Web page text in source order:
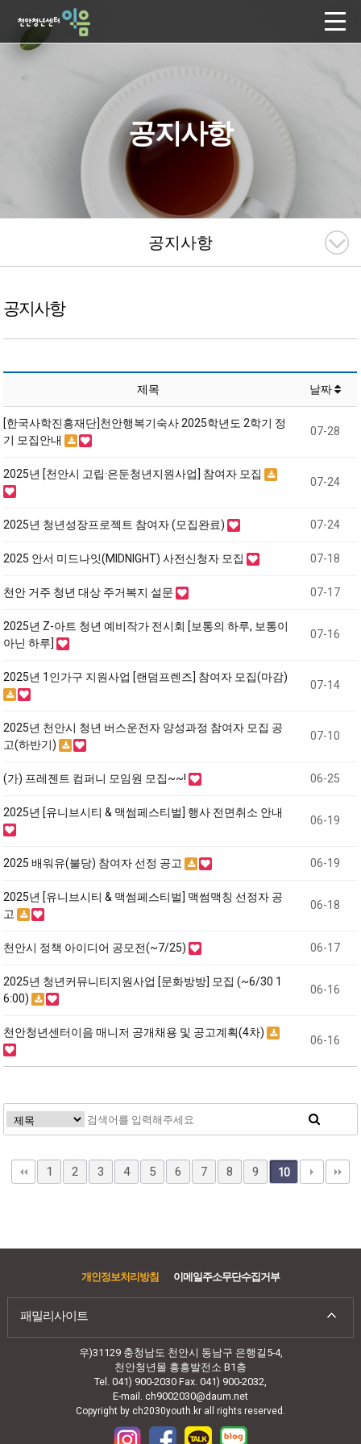
공지사항
공지사항
공지사항
제목 날짜
[한국사학진흥재단]천안행복기숙사 2025학년도 2학기 정
기 모집안내
07-28
2025년 [천안시 고립·은둔청년지원사업] 참여자 모집
07-24
2025년 청년성장프로젝트 참여자 (모집완료) 07-24
2025 안서 미드나잇(MIDNIGHT) 사전신청자 모집 07-18
천안 거주 청년 대상 주거복지 설문 07-17
2025년 Z-아트 청년 예비작가 전시회 [보통의 하루, 보통이
아닌 하루]
07-16
2025년 1인가구 지원사업 [랜덤프렌즈] 참여자 모집(마감)
07-14
2025년 천안시 청년 버스운전자 양성과정 참여자 모집 공
고(하반기)
07-10
(가) 프레젠트 컴퍼니 모임원 모집~~! 06-25
2025년 [유니브시티 & 맥썸페스티벌] 행사 전면취소 안내
06-19
2025 배워유(불당) 참여자 선정 공고 06-19
2025년 [유니브시티 & 맥썸페스티벌] 맥썸맥칭 선정자 공
고
06-18
천안시 정책 아이디어 공모전(~7/25) 06-17
2025년 청년커뮤니티지원사업 [문화방방] 모집 (~6/30 1
6:00)
06-16
천안청년센터이음 매니저 공개채용 및 공고계획(4차)
06-16
1 2 3 4 5 6 7 8 9 10
개인정보처리방침 이메일주소무단수집거부
패밀리사이트
우)31129 충청남도 천안시 동남구 은행길5-4,
천안청년몰 흥흥발전소 B1층
Tel. 041) 900-2030 Fax. 041) 900-2032,
E-mail. ch9002030@daum.net
Copyright by ch2030youth.kr all rights reserved.